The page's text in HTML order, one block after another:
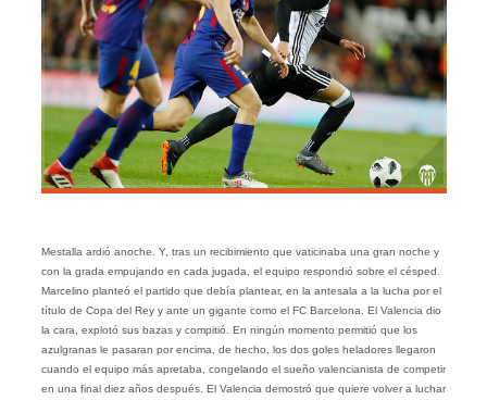
Mestalla ardió anoche. Y, tras un recibimiento que vaticinaba una gran noche y
con la grada empujando en cada jugada, el equipo respondió sobre el césped.
Marcelino planteó el partido que debía plantear, en la antesala a la lucha por el
título de Copa del Rey y ante un gigante como el FC Barcelona. El Valencia dio
la cara, explotó sus bazas y compitió. En ningún momento permitió que los
azulgranas le pasaran por encima, de hecho, los dos goles heladores llegaron
cuando el equipo más apretaba, congelando el sueño valencianista de competir
en una final diez años después. El Valencia demostró que quiere volver a luchar